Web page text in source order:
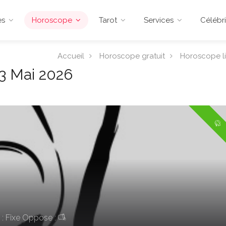
Horoscope Tarot Services
Accueil Horoscope gratuit Horoscope
Mai 2026
Fixe Oppose :